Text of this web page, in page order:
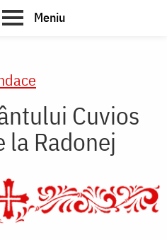
Meniu
Cuvios
la Radonej